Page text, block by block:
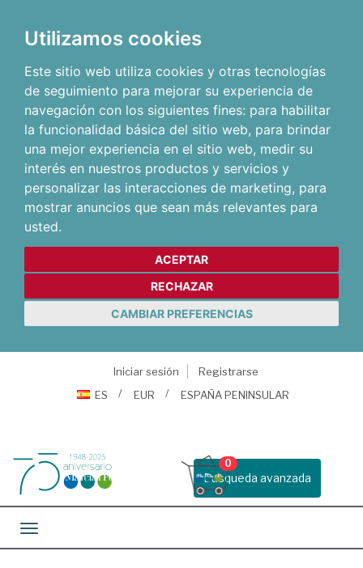
Utilizamos cookies
Este sitio web utiliza cookies y otras tecnologías
de seguimiento para mejorar su experiencia de
navegación con los siguientes fines: para habilitar
la funcionalidad básica del sitio web, para brindar
una mejor experiencia en el sitio web, medir su
interés en nuestros productos y servicios y
personalizar las interacciones de marketing, para
mostrar anuncios que sean más relevantes para
usted.
ACEPTAR
RECHAZAR
CAMBIAR PREFERENCIAS
Iniciar sesión
Registrarse
ES
EUR ESPAÑA PENINSULAR
Busqueda avanzada
0
Toggle navigation